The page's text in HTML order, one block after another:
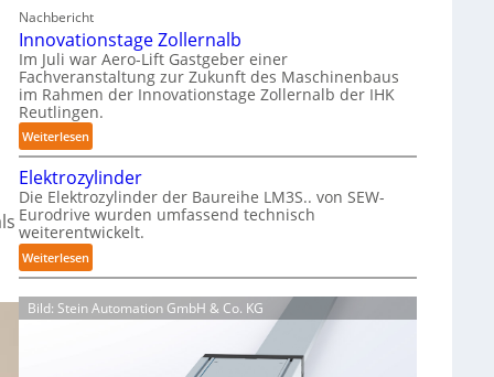
r
i
e
u
n
d
k
o
r
r
o
s
i
o
n
a
z
i
n
-
B
e
l
a
d
u
n
g
f
Nachbericht
Innovationstage Zollernalb
Im Juli war Aero-Lift Gastgeber einer
Fachveranstaltung zur Zukunft des Maschinenbaus
im Rahmen der Innovationstage Zollernalb der IHK
Reutlingen.
Weiterlesen:
I
n
n
o
v
a
t
o
Elektrozylinder
Die Elektrozylinder der Baureihe LM3S.. von SEW-
Eurodrive wurden umfassend technisch
weiterentwickelt.
Weiterlesen:
E
l
e
Bild: Stein Automation GmbH & Co. KG